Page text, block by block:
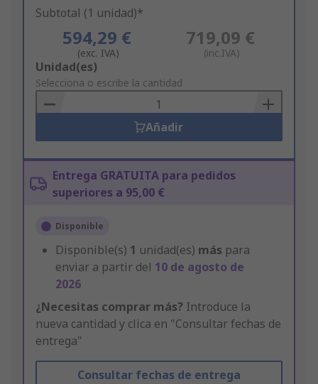
Subtotal (1 unidad)*
594,29 €
(exc. IVA)
719,09 €
(inc.IVA)
Add
to
Basket
Unidad(es)
Selecciona o escribe la cantidad
Añadir
Entrega GRATUITA para pedidos
superiores a 95,00 €
Disponible
Disponible(s) 1 unidad(es) más para
enviar a partir del 10 de agosto de
2026
¿Necesitas comprar más? Introduce la
nueva cantidad y clica en "Consultar fechas de
entrega"
Consultar fechas de entrega